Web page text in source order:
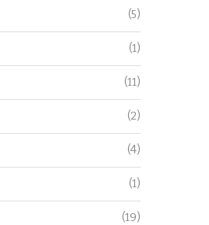
(5)
(1)
(11)
(2)
(4)
(1)
(19)